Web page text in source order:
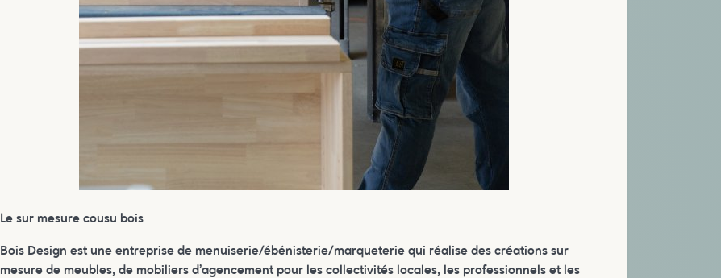
Le sur mesure cousu bois
Bois Design est une entreprise de menuiserie/ébénisterie/marqueterie qui réalise des créations sur
mesure de meubles, de mobiliers d’agencement pour les collectivités locales, les professionnels et les